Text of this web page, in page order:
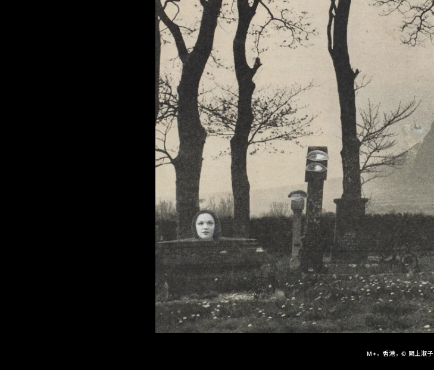
M+，香港，© 岡上淑子